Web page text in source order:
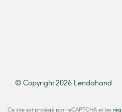
© Copyright 2026 Lendahand.
Ce site est protégé par reCAPTCHA et les